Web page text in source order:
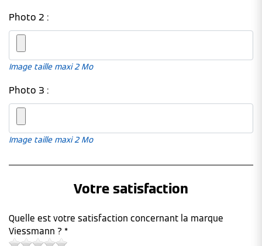
Photo 2 :
Image taille maxi 2 Mo
Photo 3 :
Image taille maxi 2 Mo
Votre satisfaction
Quelle est votre satisfaction concernant la marque
Viessmann ? *